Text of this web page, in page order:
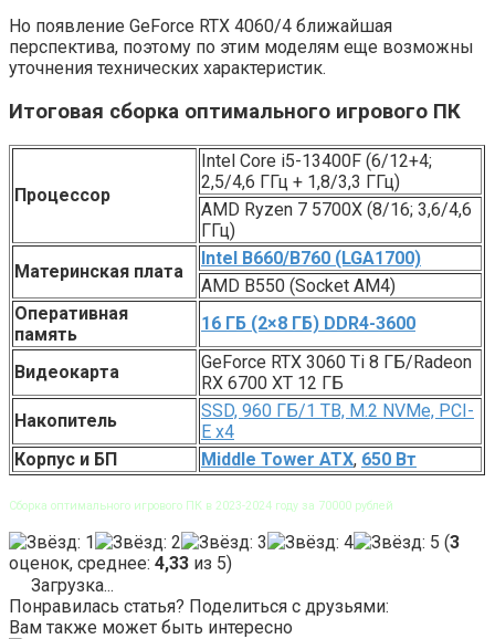
Но появление GeForce RTX 4060/4 ближайшая
перспектива, поэтому по этим моделям еще возможны
уточнения технических характеристик.
Итоговая сборка оптимального игрового ПК
Процессор
Intel Core i5-13400F (6/12+4;
2,5/4,6 ГГц + 1,8/3,3 ГГц)
AMD Ryzen 7 5700X (8/16; 3,6/4,6
ГГц)
Материнская плата
Intel B660/B760 (LGA1700)
AMD B550 (Socket AM4)
Оперативная
память
16 ГБ (2×8 ГБ) DDR4-3600
Видеокарта
GeForce RTX 3060 Ti 8 ГБ/Radeon
RX 6700 XT 12 ГБ
Накопитель
SSD, 960 ГБ/1 ТВ, M.2 NVMe, PCI-
E x4
Корпус и БП
Middle Tower ATX, 650 Вт
Сборка оптимального игрового ПК в 2023-2024 году за 70000 рублей
(3
оценок, среднее: 4,33 из 5)
Загрузка...
Понравилась статья? Поделиться с друзьями:
Вам также может быть интересно